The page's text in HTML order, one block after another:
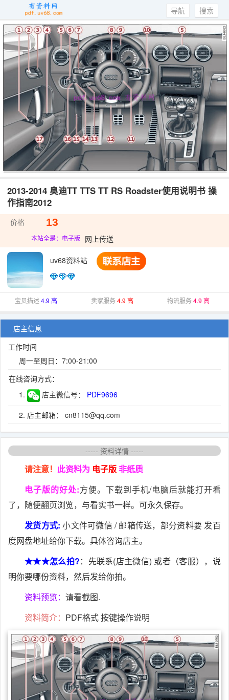
搜索
导航
2013-2014 奥迪TT TTS TT RS Roadster使用说明书 操
作指南2012
价格 13
本站全是：电子版 网上传送
uv68资料站
宝贝描述 4.9 高 卖家服务4.9 高 物流服务4.9 高
店主信息
工作时间
周一至周日：7:00-21:00
在线咨询方式：
1.
店主微信号：
PDF9696
2. 店主邮箱： cn8115@qq.com
----- 资料详情 -----
请注意！ 此资料为 电子版非纸质
电子版的好处:方便。下载到手机/电脑后就能打开看
了，随便翻页浏览，与看实书一样。可永久保存。
发货方式: 小文件可微信 / 邮箱传送，部分资料要 发百
度网盘地址给你下载。具体咨询店主。
★★★怎么拍?：先联系(店主微信) 或者（客服），说
明你要哪份资料，然后发给你拍。
资料预览： 请看截图.
资料简介： PDF格式 按键操作说明